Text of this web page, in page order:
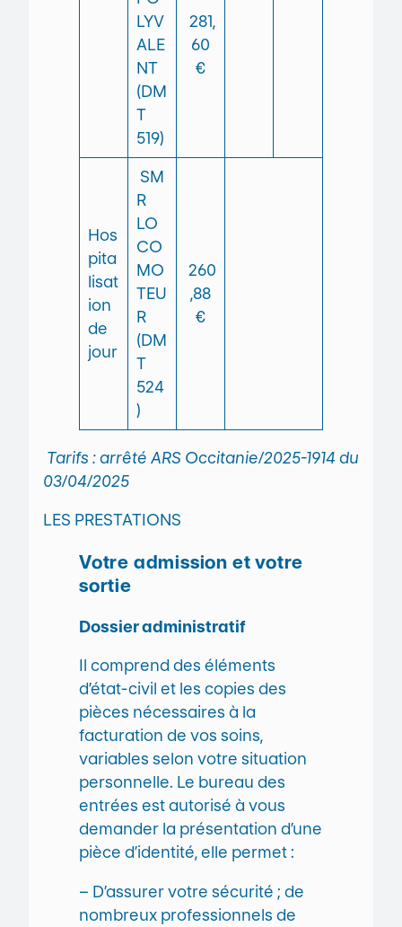
LYV
ALE
NT
(DM
T
519)
281,
60
€
Hos
pita
lisat
ion
de
jour
SM
R
LO
CO
MO
TEU
R
(DM
T
524
)
260
,88
€
Tarifs : arrêté ARS Occitanie/2025-1914 du
03/04/2025
LES PRESTATIONS
Votre admission et votre
sortie
Dossier administratif
Il comprend des éléments
d’état-civil et les copies des
pièces nécessaires à la
facturation de vos soins,
variables selon votre situation
personnelle. Le bureau des
entrées est autorisé à vous
demander la présentation d’une
pièce d’identité, elle permet :
– D’assurer votre sécurité ; de
nombreux professionnels de